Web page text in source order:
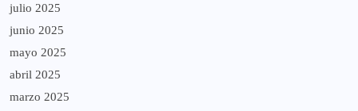
julio 2025
junio 2025
mayo 2025
abril 2025
marzo 2025